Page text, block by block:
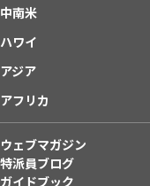
中南米
ハワイ
アジア
アフリカ
ウェブマガジン
特派員ブログ
ガイドブック